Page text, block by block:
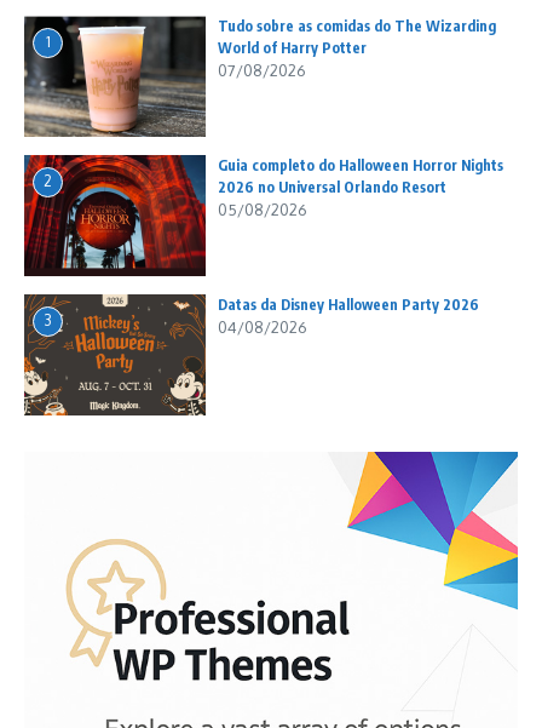
1
Tudo sobre as comidas do The Wizarding
World of Harry Potter
07/08/2026
2
Guia completo do Halloween Horror Nights
2026 no Universal Orlando Resort
05/08/2026
3
Datas da Disney Halloween Party 2026
04/08/2026